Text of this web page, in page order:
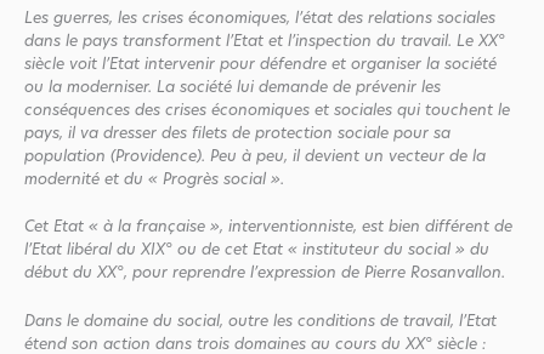
Les guerres, les crises économiques, l’état des relations sociales
dans le pays transforment l’Etat et l’inspection du travail. Le XX°
siècle voit l’Etat intervenir pour défendre et organiser la société
ou la moderniser. La société lui demande de prévenir les
conséquences des crises économiques et sociales qui touchent le
pays, il va dresser des filets de protection sociale pour sa
population (Providence). Peu à peu, il devient un vecteur de la
modernité et du « Progrès social ».
Cet Etat « à la française », interventionniste, est bien différent de
l’Etat libéral du XIX° ou de cet Etat « instituteur du social » du
début du XX°, pour reprendre l’expression de Pierre Rosanvallon.
Dans le domaine du social, outre les conditions de travail, l’Etat
étend son action dans trois domaines au cours du XX° siècle :